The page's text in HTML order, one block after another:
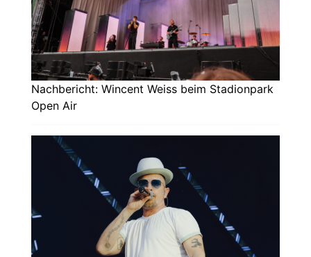
Nachbericht: Wincent Weiss beim Stadionpark
Open Air